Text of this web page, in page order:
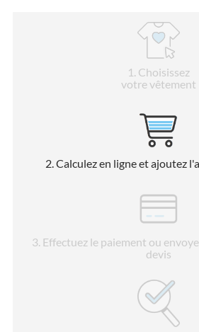
1 . Choisissez
votre vêtement
2. Calculez en ligne et ajoutez
3. Effectuez le paiement ou
devis